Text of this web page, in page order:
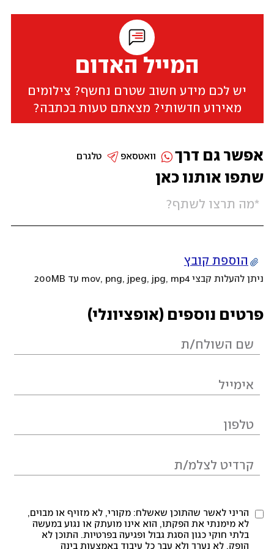
המייל האדום
יש לכם מידע חשוב שטרם נחשף? צילומים
מאירוע חדשותי? מצאתם טעות בכתבה?
שתפו אותנו כאן
הוספת קובץ
ניתן להעלות קבצי mov, png, jpeg, jpg, mp4 עד 200MB
פרטים נוספים (אופציונלי)
הריני לאשר שהתוכן שאשלח: מקורי, לא מזויף או מבוים,
לא מימנתי את הפקתו, הוא אינו מועתק או נגוע במעשה
בלתי חוקי כגון הסגת גבול ופגיעה בפרטיות. התוכן לא
הופק, לא נערך ולא עבר כל עיבוד באמצעות בינה
אפשר גם דרך טלגרם וואטסאפ